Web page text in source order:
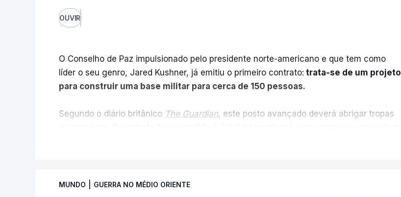
OUVIR
O Conselho de Paz impulsionado pelo presidente norte-americano e que tem como
líder o seu genro, Jared Kushner, já emitiu o primeiro contrato: trata-se de um projeto
para construir uma base militar para cerca de 150 pessoas.
Segundo o diário britânico The Guardian, este posto avançado deverá abrigar tropas
Com uma área muito reduzida,esta pequena base militar deverá ficar nos 60 por
MUNDO GUERRA NO MÉDIO ORIENTE